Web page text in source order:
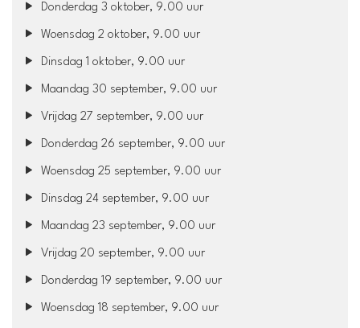
Donderdag 3 oktober, 9.00 uur
Woensdag 2 oktober, 9.00 uur
Dinsdag 1 oktober, 9.00 uur
Maandag 30 september, 9.00 uur
Vrijdag 27 september, 9.00 uur
Donderdag 26 september, 9.00 uur
Woensdag 25 september, 9.00 uur
Dinsdag 24 september, 9.00 uur
Maandag 23 september, 9.00 uur
Vrijdag 20 september, 9.00 uur
Donderdag 19 september, 9.00 uur
Woensdag 18 september, 9.00 uur